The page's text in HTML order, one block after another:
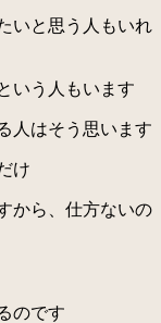
いと思う人もいれ
いう人もいます
人はそう思います
け
から、仕方ないの
のです